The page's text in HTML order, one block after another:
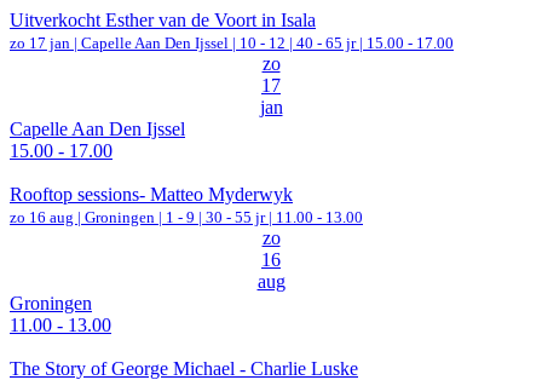
Uitverkocht Esther van de Voort in Isala
zo 17 jan | Capelle Aan Den Ijssel | 10 - 12 | 40 - 65 jr | 15.00 - 17.00
zo
17
jan
Capelle Aan Den Ijssel
15.00 - 17.00
Rooftop sessions- Matteo Myderwyk
zo 16 aug | Groningen | 1 - 9 | 30 - 55 jr | 11.00 - 13.00
zo
16
aug
Groningen
11.00 - 13.00
The Story of George Michael - Charlie Luske